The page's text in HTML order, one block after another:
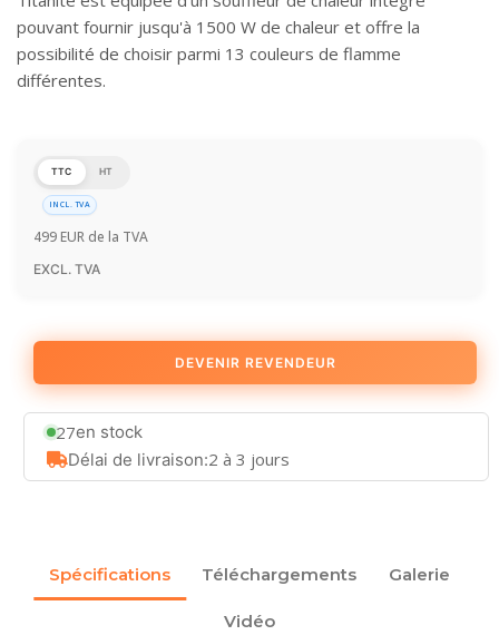
pouvant fournir jusqu'à 1500 W de chaleur et offre la
possibilité de choisir parmi 13 couleurs de flamme
différentes.
TTC HT
INCL. TVA
499EUR de la TVA
EXCL. TVA
DEVENIR REVENDEUR
27en stock
Délai de livraison:2 à 3 jours
Spécifications Téléchargements Galerie
Vidéo